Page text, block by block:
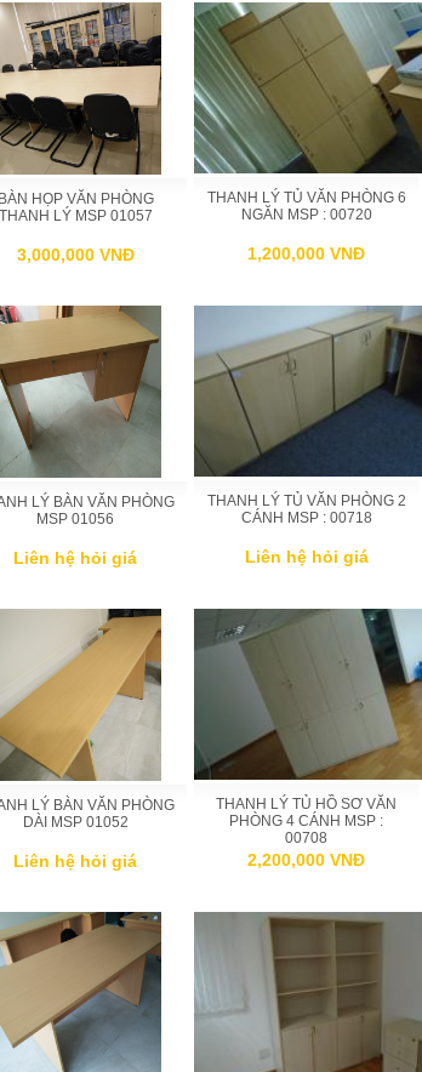
BÀN HỌP VĂN PHÒNG
THANH LÝ MSP 01057
3,000,000 VNĐ
THANH LÝ TỦ VĂN PHÒNG 6
NGĂN MSP : 00720
1,200,000 VNĐ
LÝ BÀN VĂN PHÒNG
MSP 01056
Liên hệ hỏi giá
THANH LÝ TỦ VĂN PHÒNG 2
CÁNH MSP : 00718
Liên hệ hỏi giá
LÝ BÀN VĂN PHÒNG
DÀI MSP 01052
Liên hệ hỏi giá
THANH LÝ TỦ HỒ SƠ VĂN
PHÒNG 4 CÁNH MSP :
00708
2,200,000 VNĐ